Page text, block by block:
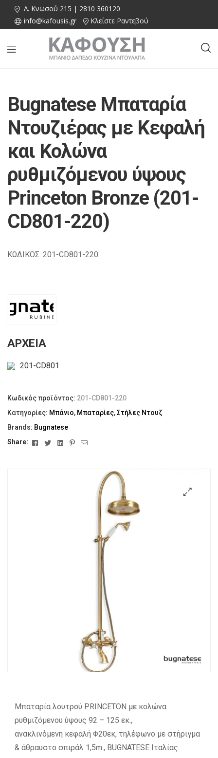
Λ. Κνωσού 215 | 2810 360120
info@kafousis.gr
Κλείστε Ραντεβού
Bugnatese Μπαταρία
Ντουζιέρας με Κεφαλή
και Κολώνα
ρυθμιζόμενου ύψους
Princeton Bronze (201-
CD801-220)
ΚΩΔΙΚΟΣ: 201-CD801-220
ΑΡΧΕΙΑ
201-CD801
Κωδικός προϊόντος: 201-CD801-220
Κατηγορίες: Μπάνιο, Μπαταρίες,Στήλες Ντουζ
Brands: Bugnatese
Share:
FacebookTwitterLinkedinPinterest
Email
Μπαταρία λουτρού PRINCETON με κολώνα
ρυθμιζόμενου ύψους 92 – 125 εκ.,
ανακλινόμενη κεφαλή Φ20εκ, τηλέφωνο με στήριγμα
& άθραυστο σπιράλ 1,5m., BUGNATESE Ιταλίας